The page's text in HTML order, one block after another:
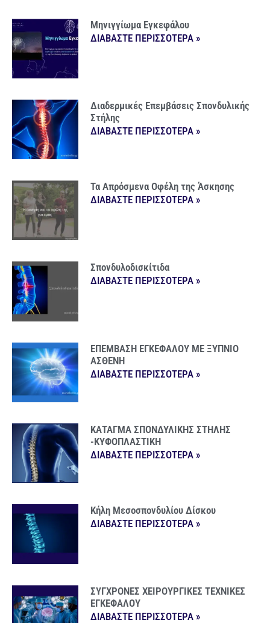
Μηνιγγίωμα Εγκεφάλου
ΔΙΑΒΑΣΤΕ ΠΕΡΙΣΣΟΤΕΡΑ »
Διαδερμικές Επεμβάσεις Σπονδυλικής
Στήλης
ΔΙΑΒΑΣΤΕ ΠΕΡΙΣΣΟΤΕΡΑ »
Τα Απρόσμενα Οφέλη της Άσκησης
ΔΙΑΒΑΣΤΕ ΠΕΡΙΣΣΟΤΕΡΑ »
Σπονδυλοδισκίτιδα
ΔΙΑΒΑΣΤΕ ΠΕΡΙΣΣΟΤΕΡΑ »
ΕΠΕΜΒΑΣΗ ΕΓΚΕΦΑΛΟΥ ΜΕ ΞΥΠΝΙΟ
ΑΣΘΕΝΗ
ΔΙΑΒΑΣΤΕ ΠΕΡΙΣΣΟΤΕΡΑ »
ΚΑΤΑΓΜΑ ΣΠΟΝΔΥΛΙΚΗΣ ΣΤΗΛΗΣ
-ΚΥΦΟΠΛΑΣΤΙΚΗ
ΔΙΑΒΑΣΤΕ ΠΕΡΙΣΣΟΤΕΡΑ »
Κήλη Μεσοσπονδυλίου Δίσκου
ΔΙΑΒΑΣΤΕ ΠΕΡΙΣΣΟΤΕΡΑ »
ΣΥΓΧΡΟΝΕΣ ΧΕΙΡΟΥΡΓΙΚΕΣ ΤΕΧΝΙΚΕΣ
ΕΓΚΕΦΑΛΟΥ
ΔΙΑΒΑΣΤΕ ΠΕΡΙΣΣΟΤΕΡΑ »